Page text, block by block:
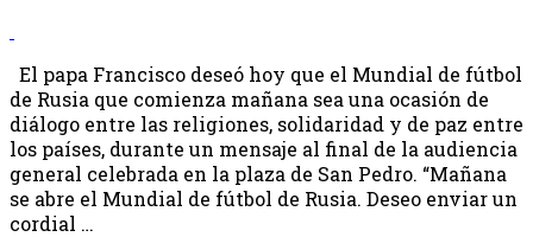
El papa Francisco deseó hoy que el Mundial de fútbol
de Rusia que comienza mañana sea una ocasión de
diálogo entre las religiones, solidaridad y de paz entre
los países, durante un mensaje al final de la audiencia
general celebrada en la plaza de San Pedro. “Mañana
se abre el Mundial de fútbol de Rusia. Deseo enviar un
cordial …